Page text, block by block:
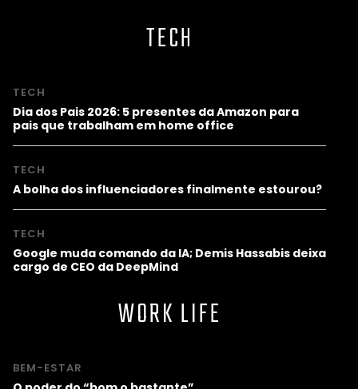
TECH
TECH
Dia dos Pais 2026: 5 presentes da Amazon para
pais que trabalham em home office
TECH
A bolha dos influenciadores finalmente estourou?
TECH
Google muda comando da IA; Demis Hassabis deixa
cargo de CEO da DeepMind
WORK LIFE
BEM-ESTAR